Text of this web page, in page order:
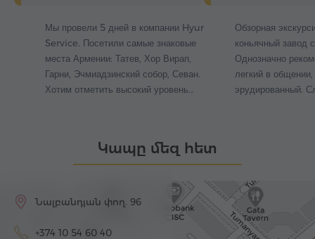
Мы провели 5 дней в компании Hyur
Service. Посетили самые знаковые
места Армении: Татев, Хор Вирап,
Гарни, Эчмиадзинский собор, Севан.
Хотим отметить высокий уровень…
Обзорная
коньячный завод
Однозначно
легкий в
эрудированный.
Կապը մեզ հետ
Նալբանդյան փող. 96
+374 10 54 60 40